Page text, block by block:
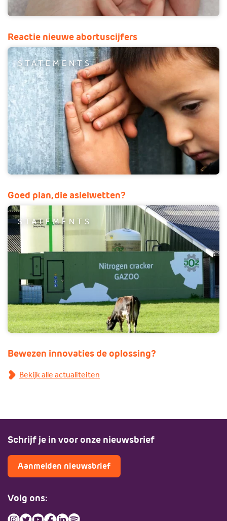
Reactie nieuwe abortuscijfers
STATEMENTS
Goed plan, die asielwetten?
STATEMENTS
Bewezen innovaties de oplossing?
Bekijk alle actualiteiten
Schrijf je in voor onze nieuwsbrief
Aanmelden nieuwsbrief
Volg ons: